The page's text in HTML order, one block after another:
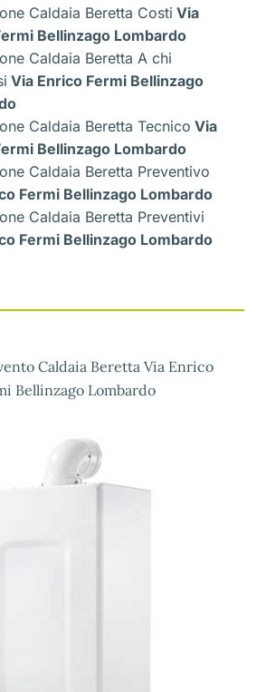
Caldaia Beretta Costi Via
Bellinzago Lombardo
Caldaia Beretta A chi
Via Enrico Fermi Bellinzago
Caldaia Beretta Tecnico Via
Bellinzago Lombardo
Caldaia Beretta Preventivo
Fermi Bellinzago Lombardo
Caldaia Beretta Preventivi
Fermi Bellinzago Lombardo
Caldaia Beretta Via Enrico
Bellinzago Lombardo